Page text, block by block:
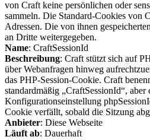
von Craft keine persönlichen oder
sammeln. Die Standard-Cookies von
Adressen. Die von ihnen
an Dritte weitergegeben.
Name: CraftSessionId
Beschreibung: Craft stützt sich auf
über Webanfragen hinweg
das PHP-Session-Cookie. Craft
standardmäßig „CraftSessionId“, aber
Konfigurationseinstellung
Cookie verfällt, sobald die Sitzung
Anbieter: Diese Webseite
Läuft ab: Dauerhaft